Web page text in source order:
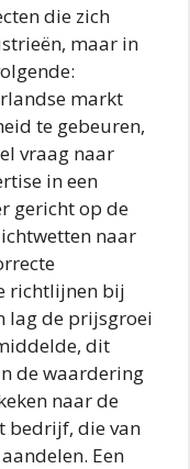
die zich
maar in
markt
te gebeuren,
vraag naar
in een
gericht op de
naar
richtlijnen bij
lag de prijsgroei
dit
de waardering
naar de
bedrijf, die van
Een